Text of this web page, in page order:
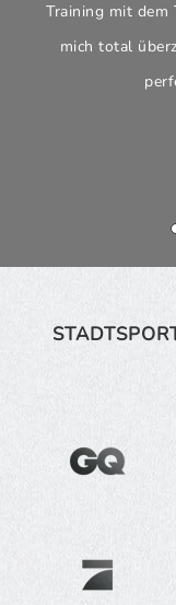
Training mit dem
mich total